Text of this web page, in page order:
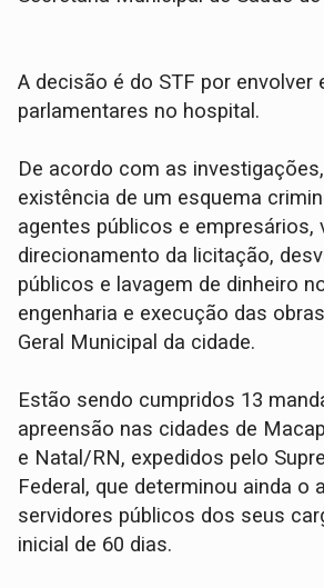
A decisão é do STF por envolver
parlamentares no hospital.
De acordo com as
existência de um esquema
agentes públicos e empresários,
direcionamento da licitação,
públicos e lavagem de dinheiro
engenharia e execução das
Geral Municipal da cidade.
Estão sendo cumpridos 13
apreensão nas cidades de
e Natal/RN, expedidos pelo
Federal, que determinou ainda o
servidores públicos dos seus
inicial de 60 dias.